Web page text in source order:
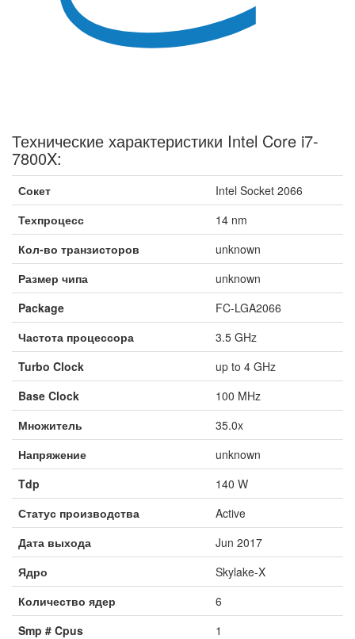
Технические характеристики Intel Core i7-
7800X:
Сокет
Intel Socket 2066
Техпроцесс
14 nm
Кол-во транзисторов
unknown
Размер чипа
unknown
Package
FC-LGA2066
Частота процессора
3.5 GHz
Turbo Clock
up to 4 GHz
Base Clock
100 MHz
Множитель
35.0x
Напряжение
unknown
Tdp
140 W
Статус производства
Active
Дата выхода
Jun 2017
Ядро
Skylake-X
Количество ядер
6
Smp # Cpus
1